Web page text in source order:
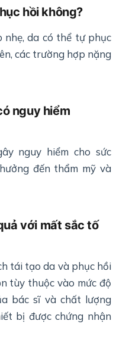
hồi không?
da có thể tự phục
các trường hợp nặng
nguy hiểm
nguy hiểm cho sức
đến thẩm mỹ và
với mất sắc tố
tái tạo da và phục hồi
tùy thuộc vào mức độ
bác sĩ và chất lượng
bị được chứng nhận